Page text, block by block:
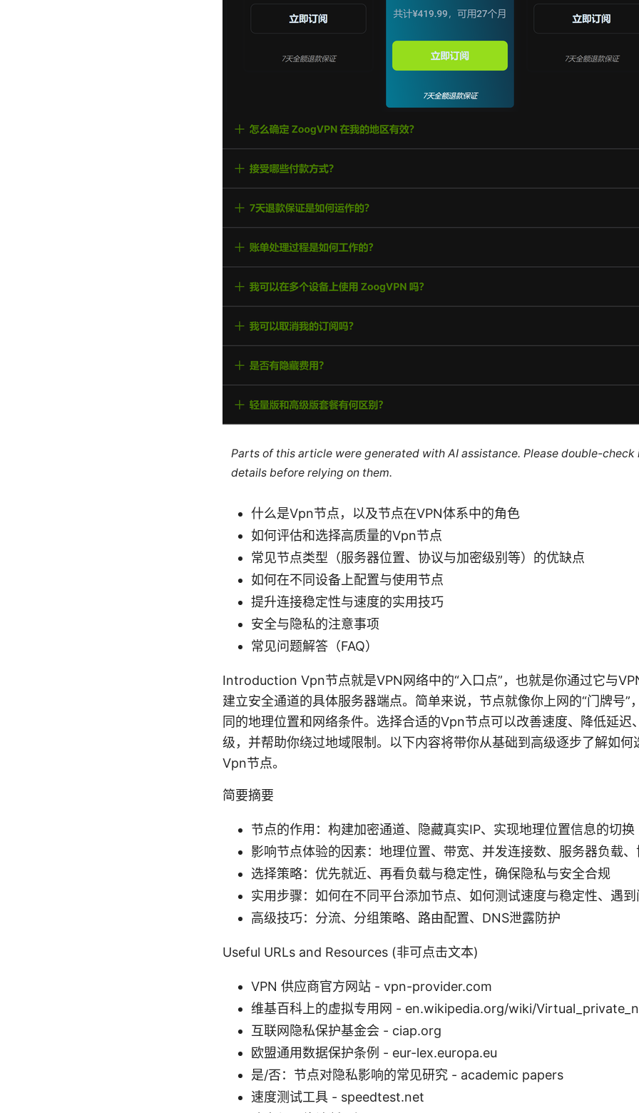
Parts of this article were generated with AI assistance. Please double-
details before relying on them.
什么是Vpn节点，以及节点在VPN体系中的角色
如何评估和选择高质量的Vpn节点
常见节点类型（服务器位置、协议与加密级别等）的优缺点
如何在不同设备上配置与使用节点
提升连接稳定性与速度的实用技巧
安全与隐私的注意事项
常见问题解答（FAQ）
Introduction Vpn节点就是VPN网络中的“入口点”，也就是你通过它与
建立安全通道的具体服务器端点。简单来说，节点就像你上网的“门牌号”
同的地理位置和网络条件。选择合适的Vpn节点可以改善速度、降低延迟
级，并帮助你绕过地域限制。以下内容将带你从基础到高级逐步了解如何
Vpn节点。
简要摘要
节点的作用：构建加密通道、隐藏真实IP、实现地理位置信息的切换
影响节点体验的因素：地理位置、带宽、并发连接数、服务器负载
选择策略：优先就近、再看负载与稳定性，确保隐私与安全合规
实用步骤：如何在不同平台添加节点、如何测试速度与稳定性、遇
高级技巧：分流、分组策略、路由配置、DNS泄露防护
Useful URLs and Resources (非可点击文本)
VPN 供应商官方网站 - vpn-provider.com
维基百科上的虚拟专用网 - en.wikipedia.org/wiki/
互联网隐私保护基金会 - ciap.org
欧盟通用数据保护条例 - eur-lex.europa.eu
是/否：节点对隐私影响的常见研究 - academic papers
速度测试工具 - speedtest.net